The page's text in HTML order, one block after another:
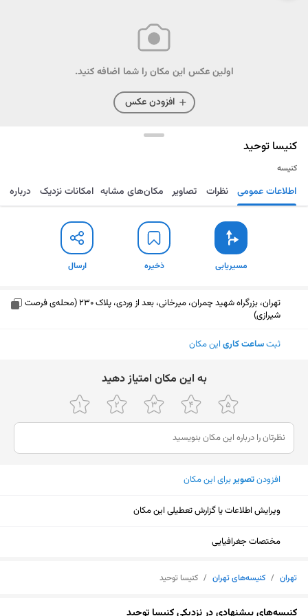
اولین عکس این مکان را شما اضافه کنید.
افزودن عکس
کنیسا توحید
کنیسه
مسیریابی ذخیره ارسال اطلاعات عمومی نظرات تصاویر مکان‌های مشابه امکانات نزدیک درباره
مسیریابی ذخیره ارسال
تهران، بزرگراه شهید چمران، میرخانی، بعد از وردی، پلاک 230 (محله‌ی فرصت
شیرازی)
ثبتساعت کاری این مکان
ﺑﻪ اﯾﻦ ﻣﮑﺎن اﻣﺘﯿﺎز دﻫﯿﺪ
افزودنتصویربرای این مکان
ویرایش اطلاعات یا گزارش تعطیلی این مکان
مختصات جغرافیایی
تهران / کنیسه‌های تهران / کنیسا توحید